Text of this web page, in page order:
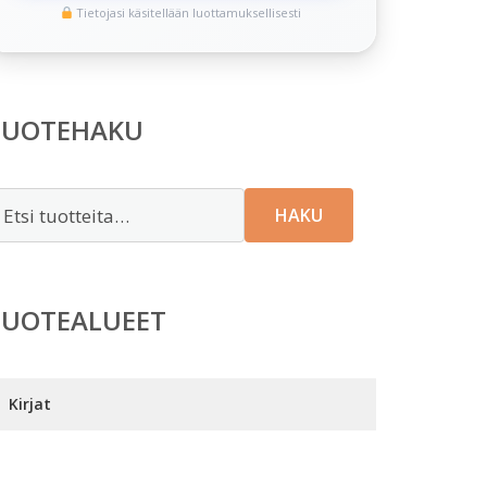
Tietojasi käsitellään luottamuksellisesti
HAKU
Kirjat